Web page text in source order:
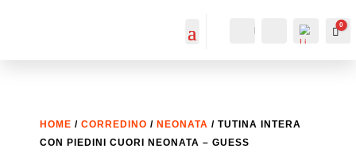
IL MIO
ACCOUNT
ACCOUNT
Cerca...
0
HOME / CORREDINO / NEONATA / TUTINA INTERA
CON PIEDINI CUORI NEONATA – GUESS